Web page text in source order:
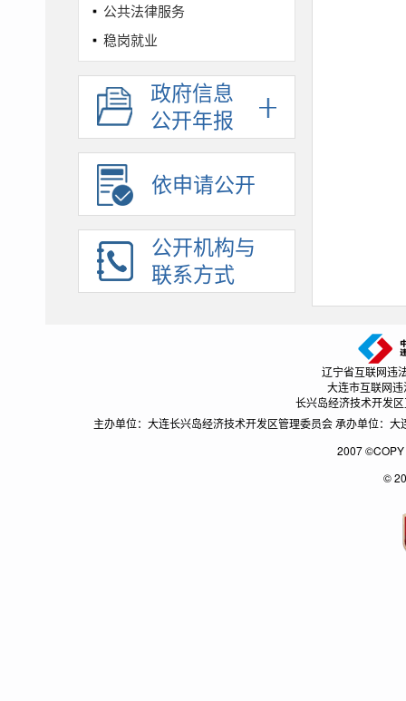
公共法律服务
稳岗就业
城乡规划
农村集体土地征收
社会救助
保障性住房
基层政务公开标准目录
保障性住房
国有土地上房屋征收与补偿
公共文化服务
政府信息
公开年报
依申请公开
公开机构与
联系方式
辽宁省互联网违
大连市互联网
长兴岛经济技术开发
主办单位：大连长兴岛经济技术开发区管理委员会 承办单位：
2007 ©COPY
©